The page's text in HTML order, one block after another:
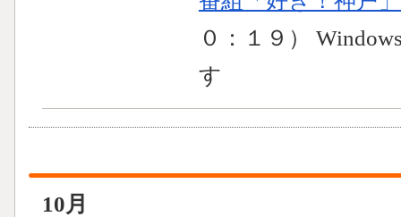
０：１９）
す
10月